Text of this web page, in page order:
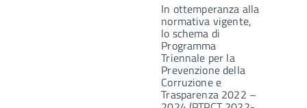
In ottemperanza alla
normativa vigente,
lo schema di
Programma
Triennale per la
Prevenzione della
Corruzione e
Trasparenza 2022 –